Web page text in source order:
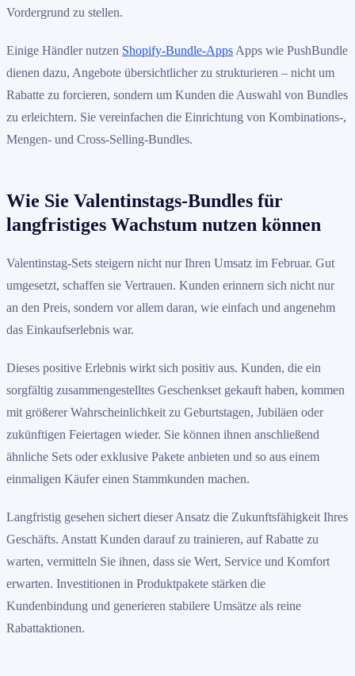
Vordergrund zu stellen.
Einige Händler nutzen Shopify-Bundle-Apps Apps wie PushBundle
dienen dazu, Angebote übersichtlicher zu strukturieren – nicht um
Rabatte zu forcieren, sondern um Kunden die Auswahl von Bundles
zu erleichtern. Sie vereinfachen die Einrichtung von Kombinations-,
Mengen- und Cross-Selling-Bundles.
Wie Sie Valentinstags-Bundles für
langfristiges Wachstum nutzen können
Valentinstag-Sets steigern nicht nur Ihren Umsatz im Februar. Gut
umgesetzt, schaffen sie Vertrauen. Kunden erinnern sich nicht nur
an den Preis, sondern vor allem daran, wie einfach und angenehm
das Einkaufserlebnis war.
Dieses positive Erlebnis wirkt sich positiv aus. Kunden, die ein
sorgfältig zusammengestelltes Geschenkset gekauft haben, kommen
mit größerer Wahrscheinlichkeit zu Geburtstagen, Jubiläen oder
zukünftigen Feiertagen wieder. Sie können ihnen anschließend
ähnliche Sets oder exklusive Pakete anbieten und so aus einem
einmaligen Käufer einen Stammkunden machen.
Langfristig gesehen sichert dieser Ansatz die Zukunftsfähigkeit Ihres
Geschäfts. Anstatt Kunden darauf zu trainieren, auf Rabatte zu
warten, vermitteln Sie ihnen, dass sie Wert, Service und Komfort
erwarten. Investitionen in Produktpakete stärken die
Kundenbindung und generieren stabilere Umsätze als reine
Rabattaktionen.